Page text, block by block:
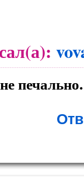
печально.